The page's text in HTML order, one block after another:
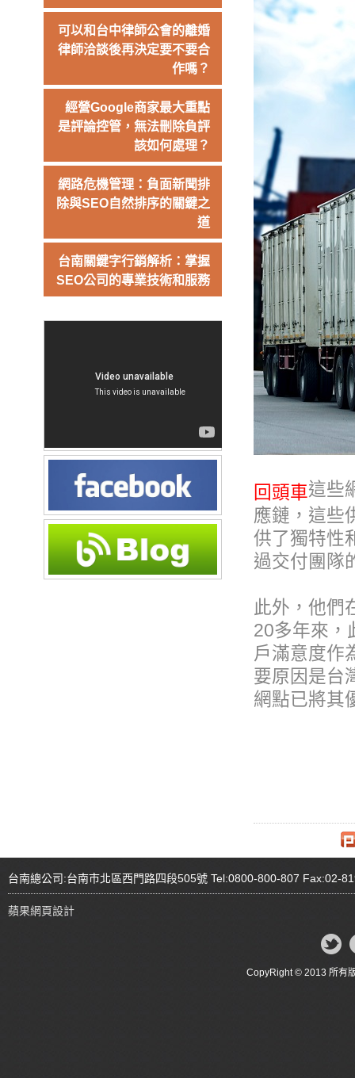
可以和台中律師公會的離婚
律師洽談後再決定要不要合
作嗎？
經營Google商家最大重點
是評論控管，無法刪除負評
該如何處理？
網路危機管理：負面新聞排
除與SEO自然排序的關鍵之
道
台南關鍵字行銷解析：掌握
SEO公司的專業技術和服務
回頭車這些
應鏈，這些
供了獨特性
過交付團隊
此外，他們
20多年來，
戶滿意度作
要原因是台
網點已將其
台南總公司:台南市北區西門路四段505號 Tel:0800-800-807 Fax:02-
蘋果網頁設計
CopyRight © 2013 所有